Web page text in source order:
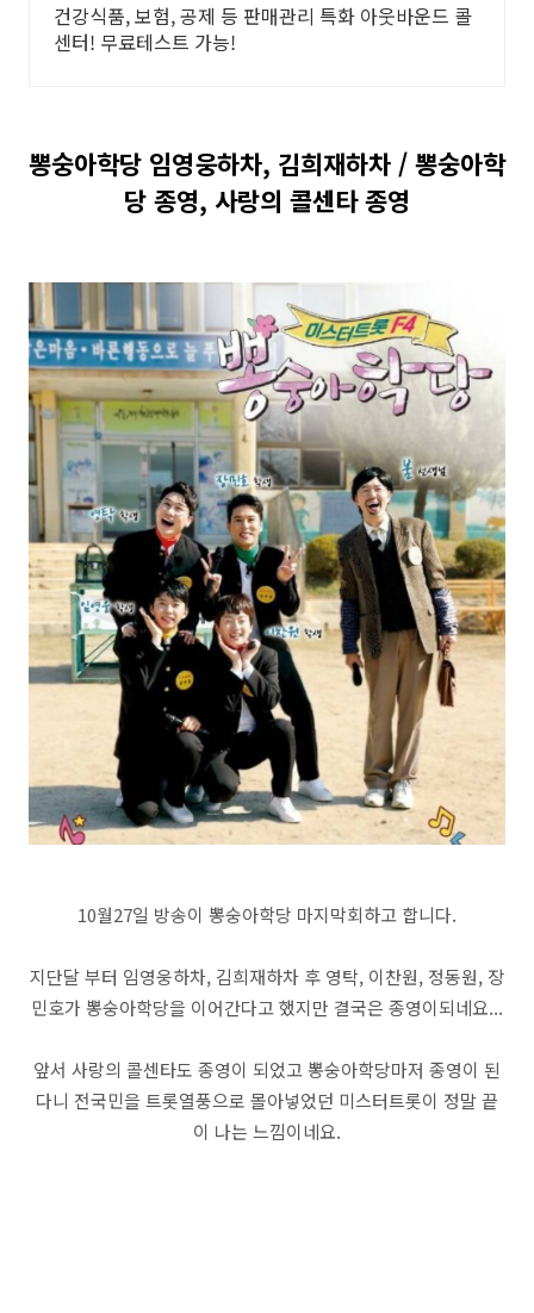
CRM
건강식품, 보험, 공제 등 판매관리 특화 아웃바운드 콜
센터! 무료테스트 가능!
뽕숭아학당 임영웅하차, 김희재하차 / 뽕숭아학
당 종영, 사랑의 콜센타 종영
10월27일 방송이 뽕숭아학당 마지막회하고 합니다.
지단달 부터 임영웅하차, 김희재하차 후 영탁, 이찬원, 정동원, 장
민호가 뽕숭아학당을 이어간다고 했지만 결국은 종영이되네요...
앞서 사랑의 콜센타도 종영이 되었고 뽕숭아학당마저 종영이 된
다니 전국민을 트롯열풍으로 몰아넣었던 미스터트롯이 정말 끝
이 나는 느낌이네요.